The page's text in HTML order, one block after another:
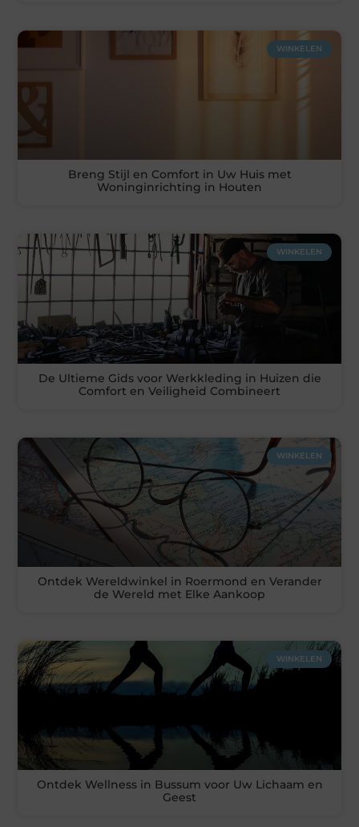
WINKELEN
Breng Stijl en Comfort in Uw Huis met
Woninginrichting in Houten
WINKELEN
De Ultieme Gids voor Werkkleding in Huizen die
Comfort en Veiligheid Combineert
WINKELEN
Ontdek Wereldwinkel in Roermond en Verander
de Wereld met Elke Aankoop
WINKELEN
Ontdek Wellness in Bussum voor Uw Lichaam en
Geest